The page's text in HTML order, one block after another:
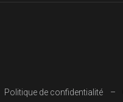
Politique de confidentialité